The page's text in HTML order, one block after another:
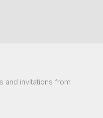
and invitations from